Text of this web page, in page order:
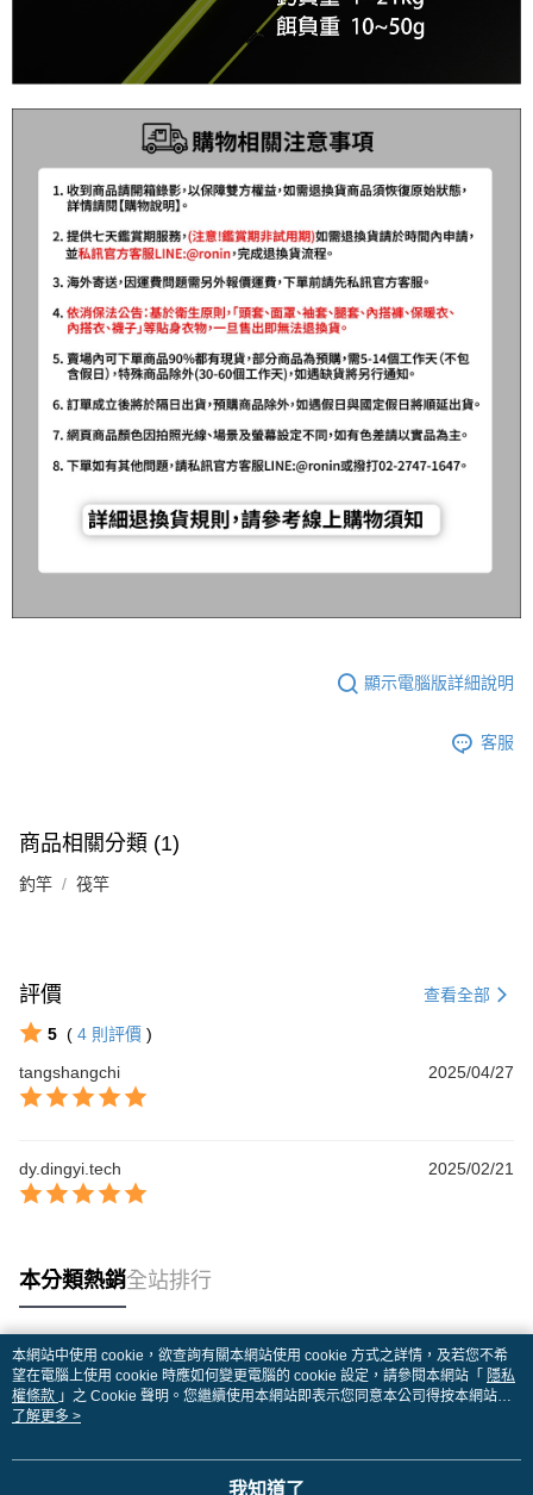
顯示電腦版詳細說明
客服
商品相關分類 (1)
釣竿 筏竿
評價 查看全部
5 ( 4 則評價 )
tangshangchi
2025/04/27
dy.dingyi.tech 2025/02/21
本分類熱銷全站排行
熱門標籤
本網站中使用 cookie，欲查詢有關本網站使用 cookie 方式之詳情，及若您不希
望在電腦上使用 cookie 時應如何變更電腦的 cookie 設定，請參閱本網站「 隱私
權條款 」之 Cookie 聲明。您繼續使用本網站即表示您同意本公司得按本網站使
用條款之 Cookie 聲明使用 cookie。
了解更多 >
我知道了